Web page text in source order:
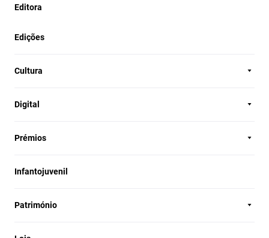
Editora
Edições
Cultura
Digital
Prémios
Infantojuvenil
Património